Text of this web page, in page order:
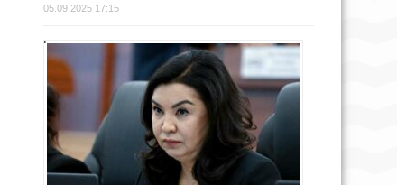
05.09.2025 17:15